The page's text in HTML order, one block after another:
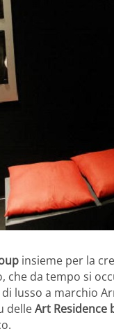
insieme per la
che da tempo si
lusso a marchio
delleArt Residence